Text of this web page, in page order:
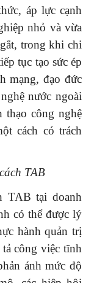
áp lực cạnh
nhỏ và vừa
trong khi chi
tục tạo sức ép
mạng, đạo đức
nước ngoài
thạo công nghệ
cách có trách
TAB
TAB tại doanh
có thể được lý
hành quản trị
công việc tĩnh
ánh mức độ